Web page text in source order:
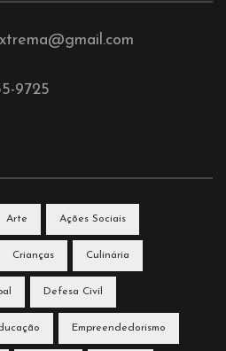
9725
Arte Ações Sociais
Crianças Culinária
Defesa Civil
Empreendedorismo